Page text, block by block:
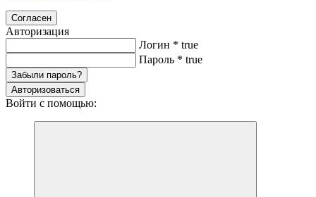
Согласен
Авторизация
Логин * true
Пароль * true
Забыли пароль?
Авторизоваться
Войти с помощью: